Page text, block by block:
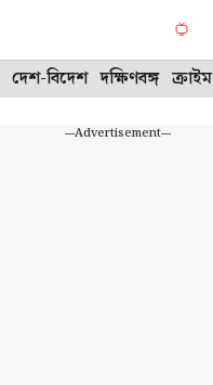
দেশ-বিদেশ দক্ষিণবঙ্গ ক্রাইম
---Advertisement---